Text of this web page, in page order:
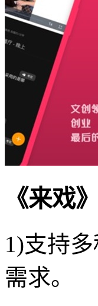
《来戏
1)支持
需求。